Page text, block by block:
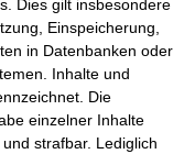
Dies gilt insbesondere
Einspeicherung,
in Datenbanken oder
Inhalte und
Die
einzelner Inhalte
strafbar. Lediglich